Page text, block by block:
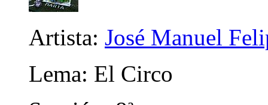
Artista: José Manuel
Lema: El Circo